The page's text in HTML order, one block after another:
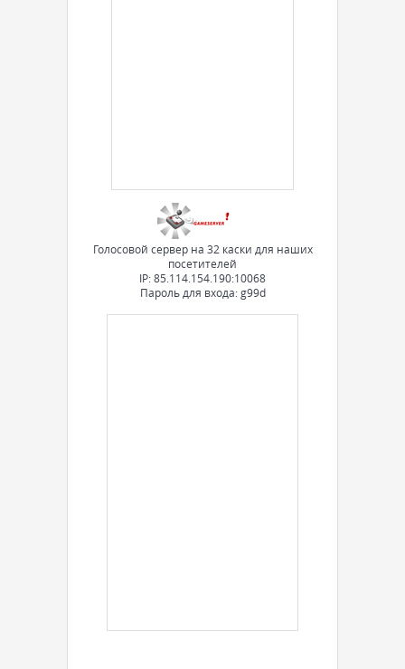
Голосовой сервер на 32 каски для наших
посетителей
IP: 85.114.154.190:10068
Пароль для входа: g99d